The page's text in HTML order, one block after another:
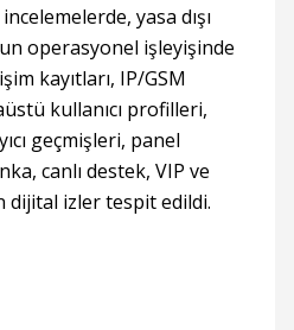
yasa dışı
operasyonel işleyişinde
kayıtları, IP/GSM
kullanıcı profilleri,
geçmişleri, panel
canlı destek, VIP ve
izler tespit edildi.